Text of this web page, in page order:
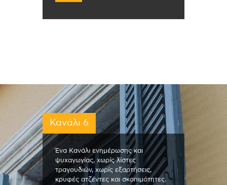
Κανάλι 6
Ένα Κανάλι ενημέρωσης και
ψυχαγωγίας, χωρίς λίστες
τραγουδιών, χωρίς εξαρτήσεις,
κρυφές ατζέντες και σκοπιμότητες.